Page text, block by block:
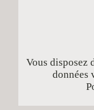
Vous disposez
données